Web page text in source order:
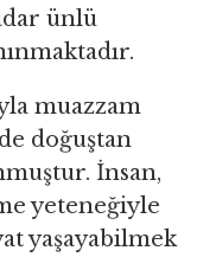
ünlü
muazzam
doğuştan
İnsan,
yeteneğiyle
yaşayabilmek